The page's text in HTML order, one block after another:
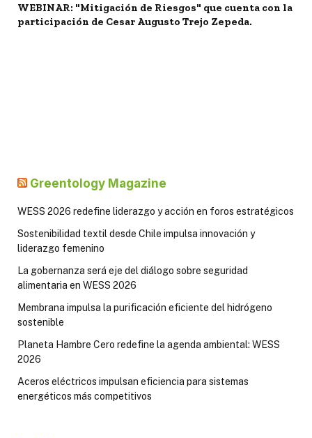
WEBINAR: "Mitigación de Riesgos" que cuenta con la
participación de Cesar Augusto Trejo Zepeda.
Greentology Magazine
WESS 2026 redefine liderazgo y acción en foros estratégicos
Sostenibilidad textil desde Chile impulsa innovación y
liderazgo femenino
La gobernanza será eje del diálogo sobre seguridad
alimentaria en WESS 2026
Membrana impulsa la purificación eficiente del hidrógeno
sostenible
Planeta Hambre Cero redefine la agenda ambiental: WESS
2026
Aceros eléctricos impulsan eficiencia para sistemas
energéticos más competitivos